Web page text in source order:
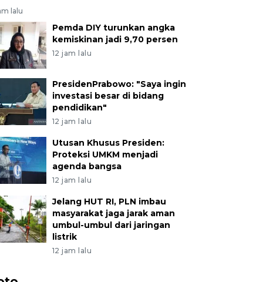
lalu
Pemda DIY turunkan angka
kemiskinan jadi 9,70 persen
12 jam lalu
PresidenPrabowo: "Saya ingin
investasi besar di bidang
pendidikan"
12 jam lalu
Utusan Khusus Presiden:
Proteksi UMKM menjadi
agenda bangsa
12 jam lalu
Jelang HUT RI, PLN imbau
masyarakat jaga jarak aman
umbul-umbul dari jaringan
listrik
12 jam lalu